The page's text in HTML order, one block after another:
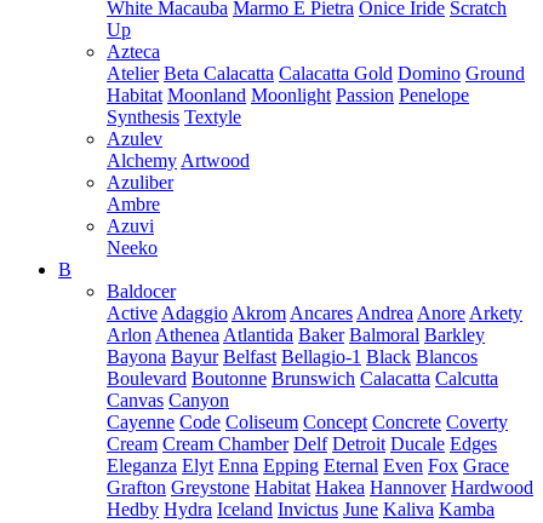
White Macauba Marmo E Pietra Onice Iride Scratch
Up
Azteca
Atelier Beta Calacatta Calacatta Gold Domino Ground
Habitat Moonland Moonlight Passion Penelope
Synthesis Textyle
Azulev
Alchemy Artwood
Azuliber
Ambre
Azuvi
Neeko
B
Baldocer
Active Adaggio Akrom Ancares Andrea Anore Arkety
Arlon Athenea Atlantida Baker Balmoral Barkley
Bayona Bayur Belfast Bellagio-1 Black Blancos
Boulevard Boutonne Brunswich Calacatta Calcutta
Canvas Canyon
Cayenne Code Coliseum Concept Concrete Coverty
Cream Cream Chamber Delf Detroit Ducale Edges
Eleganza Elyt Enna Epping Eternal Even Fox Grace
Grafton Greystone Habitat Hakea Hannover Hardwood
Hedby Hydra Iceland Invictus June Kaliva Kamba